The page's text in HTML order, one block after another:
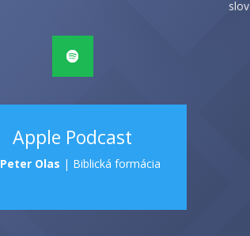
Apple Podcast
Peter Olas | Biblická formácia